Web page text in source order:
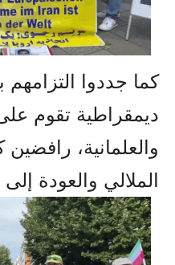
كما جددوا التزامهم
ديمقراطية تقوم
والعلمانية، رافضين
الملالي والعودة